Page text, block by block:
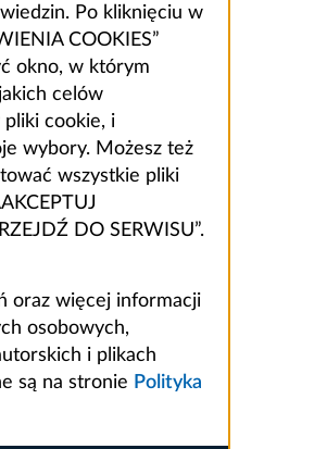
Po kliknięciu w
COOKIES”
okno, w którym
celów
cookie, i
wybory. Możesz też
wszystkie pliki
DO SERWISU”.
oraz więcej informacji
osobowych,
i plikach
są na stronie Polityka